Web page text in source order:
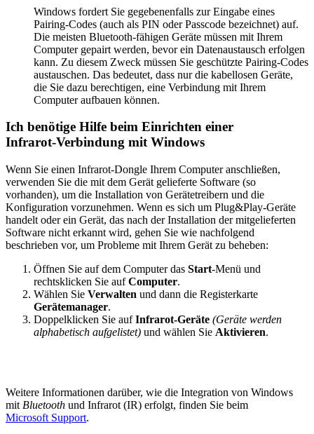
Windows fordert Sie gegebenenfalls zur Eingabe eines
Pairing-Codes (auch als PIN oder Passcode bezeichnet) auf.
Die meisten Bluetooth-fähigen Geräte müssen mit Ihrem
Computer gepairt werden, bevor ein Datenaustausch erfolgen
kann. Zu diesem Zweck müssen Sie geschützte Pairing-Codes
austauschen. Das bedeutet, dass nur die kabellosen Geräte,
die Sie dazu berechtigen, eine Verbindung mit Ihrem
Computer aufbauen können.
Ich benötige Hilfe beim Einrichten einer
Infrarot-Verbindung mit Windows
Wenn Sie einen Infrarot-Dongle Ihrem Computer anschließen,
verwenden Sie die mit dem Gerät gelieferte Software (so
vorhanden), um die Installation von Gerätetreibern und die
Konfiguration vorzunehmen. Wenn es sich um Plug&Play-Geräte
handelt oder ein Gerät, das nach der Installation der mitgelieferten
Software nicht erkannt wird, gehen Sie wie nachfolgend
beschrieben vor, um Probleme mit Ihrem Gerät zu beheben:
Öffnen Sie auf dem Computer das Start-Menü und
rechtsklicken Sie aufComputer.
Wählen Sie Verwalten und dann die Registerkarte
Gerätemanager.
Doppelklicken Sie aufInfrarot-Geräte (Geräte werden
alphabetisch aufgelistet) und wählen Sie Aktivieren.
Weitere Informationen darüber, wie die Integration von Windows
mit Bluetooth und Infrarot (IR) erfolgt, finden Sie beim
Microsoft Support.